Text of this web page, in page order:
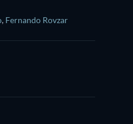
, Fernando Rovzar